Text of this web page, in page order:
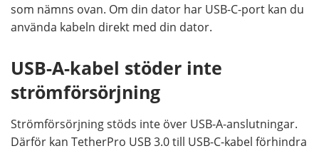
som nämns ovan. Om din dator har USB-C-port kan du
använda kabeln direkt med din dator.
USB-A-kabel stöder inte
strömförsörjning
Strömförsörjning stöds inte över USB-A-anslutningar.
Därför kan TetherPro USB 3.0 till USB-C-kabel förhindra